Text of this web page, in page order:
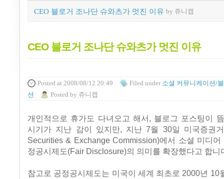
CEO 블로거 조나단 슈와츠가 멋진 이유 by 쥬니캡
CEO 블로거 조나단 슈와츠가 멋진 이유
Posted at 2008/08/12 20:49 Filed under 소셜 커뮤니케이션/
션
Posted by 쥬니캡
개인적으로 휴가도 다녀오고 해서, 블로그 포스팅이
시기가 지난 감이 있지만, 지난 7월 30일 미국증권거
Securities & Exchange Commission)에서 소셜 미디
정공시제도(Fair Disclosure)의 의미를 확장했다고 합니
참고로 공정공시제도는 미국이 세계 최초로 2000년 10